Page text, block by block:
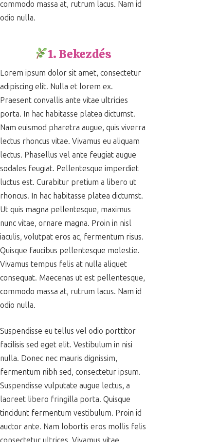
commodo massa at, rutrum lacus. Nam id
odio nulla.
1. Bekezdés
Lorem ipsum dolor sit amet, consectetur
adipiscing elit. Nulla et lorem ex.
Praesent convallis ante vitae ultricies
porta. In hac habitasse platea dictumst.
Nam euismod pharetra augue, quis viverra
lectus rhoncus vitae. Vivamus eu aliquam
lectus. Phasellus vel ante feugiat augue
sodales feugiat. Pellentesque imperdiet
luctus est. Curabitur pretium a libero ut
rhoncus. In hac habitasse platea dictumst.
Ut quis magna pellentesque, maximus
nunc vitae, ornare magna. Proin in nisl
iaculis, volutpat eros ac, fermentum risus.
Quisque faucibus pellentesque molestie.
Vivamus tempus felis at nulla aliquet
consequat. Maecenas ut est pellentesque,
commodo massa at, rutrum lacus. Nam id
odio nulla.
Suspendisse eu tellus vel odio porttitor
facilisis sed eget elit. Vestibulum in nisi
nulla. Donec nec mauris dignissim,
fermentum nibh sed, consectetur ipsum.
Suspendisse vulputate augue lectus, a
laoreet libero fringilla porta. Quisque
tincidunt fermentum vestibulum. Proin id
auctor ante. Nam lobortis eros mollis felis
consectetur ultrices. Vivamus vitae